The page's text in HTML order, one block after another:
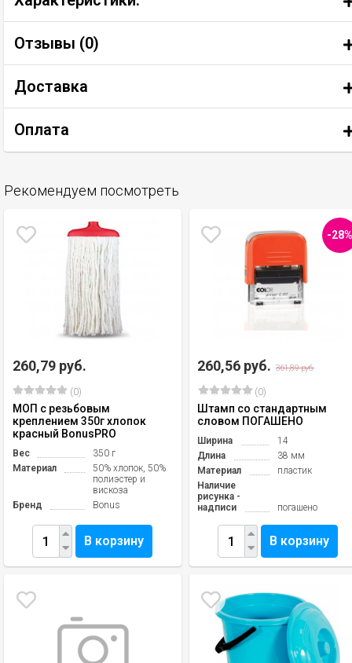
Отзывы (0)
Доставка
Оплата
Рекомендуем посмотреть
260,79 руб.
(0)
МОП с резьбовым
креплением 350г хлопок
красный BonusPRO
Вес
350 г
Материал
50% хлопок, 50%
полиэстер и
вискоза
Бренд
Bonus
В корзину
-28%
260,56 руб. 361,89 руб.
(0)
Штамп со стандартным
словом ПОГАШЕНО
Ширина
14
Длина
38 мм
Материал
пластик
Наличие
рисунка -
надписи
погашено
В корзину